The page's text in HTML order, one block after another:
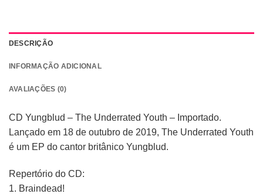
DESCRIÇÃO
INFORMAÇÃO ADICIONAL
AVALIAÇÕES (0)
CD Yungblud – The Underrated Youth – Importado.
Lançado em 18 de outubro de 2019, The Underrated Youth
é um EP do cantor britânico Yungblud.
Repertório do CD:
1. Braindead!